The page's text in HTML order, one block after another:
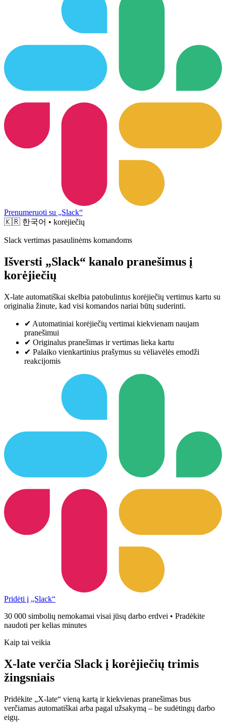
Prenumeruoti su „Slack“
🇰🇷 한국어 • korėjiečių
Slack vertimas pasaulinėms komandoms
Išversti „Slack“ kanalo pranešimus į
korėjiečių
X-late automatiškai skelbia patobulintus korėjiečių vertimus kartu su
originalia žinute, kad visi komandos nariai būtų suderinti.
✔ Automatiniai korėjiečių vertimai kiekvienam naujam
pranešimui
✔ Originalus pranešimas ir vertimas lieka kartu
✔ Palaiko vienkartinius prašymus su vėliavėlės emodži
reakcijomis
Pridėti į „Slack“
30 000 simbolių nemokamai visai jūsų darbo erdvei • Pradėkite
naudoti per kelias minutes
Kaip tai veikia
X-late verčia Slack į korėjiečių trimis
žingsniais
Pridėkite „X-late“ vieną kartą ir kiekvienas pranešimas bus
verčiamas automatiškai arba pagal užsakymą – be sudėtingų darbo
eigų.